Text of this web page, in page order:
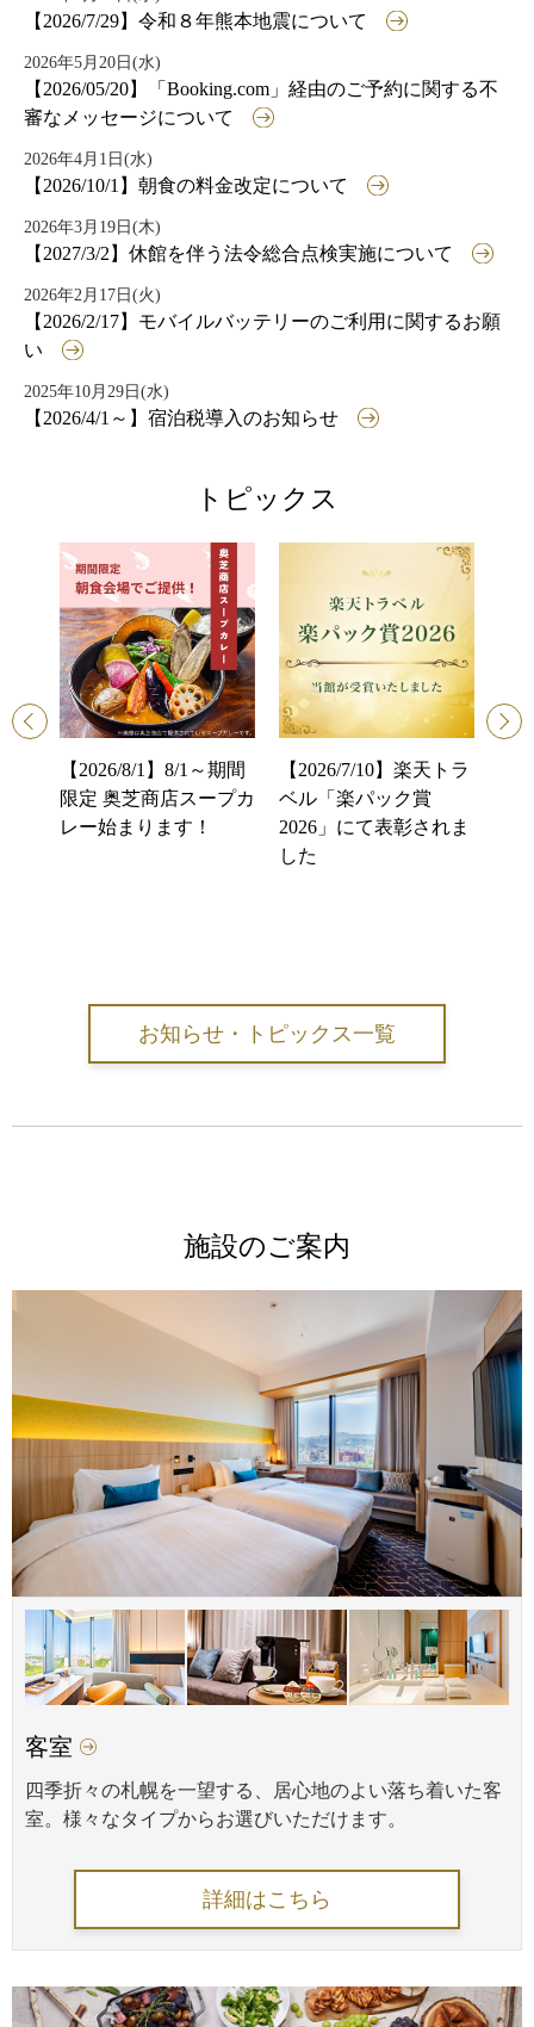
【2026/7/29】令和８年熊本地震について
2026年5月20日(水)
【2026/05/20】「Booking.com」経由のご予約に関する不
審なメッセージについて
2026年4月1日(水)
【2026/10/1】朝食の料金改定について
2026年3月19日(木)
【2027/3/2】休館を伴う法令総合点検実施について
2026年2月17日(火)
【2026/2/17】モバイルバッテリーのご利用に関するお願
い
2025年10月29日(水)
【2026/4/1～】宿泊税導入のお知らせ
トピックス
【2026/8/1】8/1～期間
限定 奥芝商店スープカ
レー始まります！
【2026/7/10】楽天トラ
ベル「楽パック賞
2026」にて表彰されま
した
お知らせ・トピックス一覧
施設のご案内
客室
四季折々の札幌を一望する、居心地のよい落ち着いた客
室。様々なタイプからお選びいただけます。
詳細はこちら